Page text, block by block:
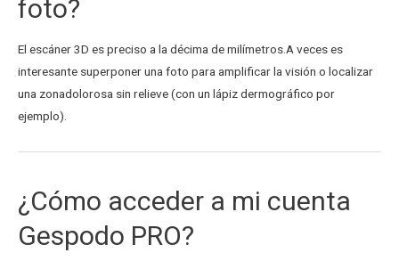
foto?
El escáner 3D es preciso a la décima de milímetros.A veces es
interesante superponer una foto para amplificar la visión o localizar
una zonadolorosa sin relieve (con un lápiz dermográfico por
ejemplo).
¿Cómo acceder a mi cuenta
Gespodo PRO?